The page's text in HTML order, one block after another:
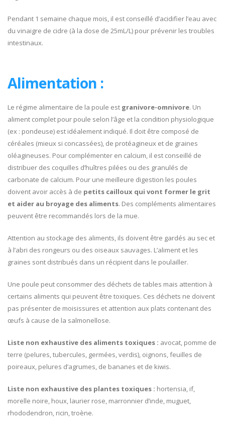
Pendant 1 semaine chaque mois, il est conseillé d’acidifier l’eau avec
du vinaigre de cidre (à la dose de 25mL/L) pour prévenir les troubles
intestinaux.
Alimentation :
Le régime alimentaire de la poule est granivore-omnivore. Un
aliment complet pour poule selon l’âge et la condition physiologique
(ex : pondeuse) est idéalement indiqué. Il doit être composé de
céréales (mieux si concassées), de protéagineux et de graines
oléagineuses. Pour complémenter en calcium, il est conseillé de
distribuer des coquilles d’huîtres pilées ou des granulés de
carbonate de calcium. Pour une meilleure digestion les poules
doivent avoir accès à de petits cailloux qui vont former le grit
et aider au broyage des aliments. Des compléments alimentaires
peuvent être recommandés lors de la mue.
Attention au stockage des aliments, ils doivent être gardés au sec et
à l’abri des rongeurs ou des oiseaux sauvages. L’aliment et les
graines sont distribués dans un récipient dans le poulailler.
Une poule peut consommer des déchets de tables mais attention à
certains aliments qui peuvent être toxiques. Ces déchets ne doivent
pas présenter de moisissures et attention aux plats contenant des
œufs à cause de la salmonellose.
Liste non exhaustive des aliments toxiques : avocat, pomme de
terre (pelures, tubercules, germées, verdis), oignons, feuilles de
poireaux, pelures d’agrumes, de bananes et de kiwis.
Liste non exhaustive des plantes toxiques : hortensia, if,
morelle noire, houx, laurier rose, marronnier d’inde, muguet,
rhododendron, ricin, troène.